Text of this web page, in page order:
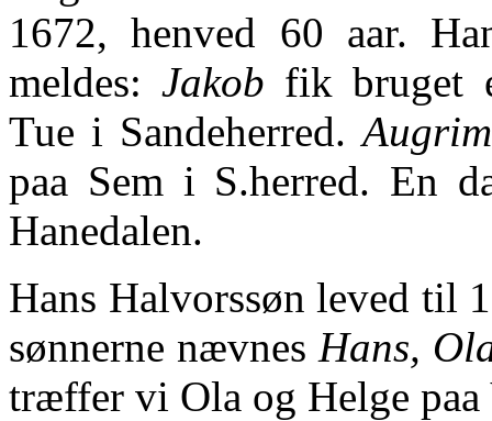
1672, henved 60 aar.
meldes:Jakob fik bruget
Tue i Sandeherred.Augrim
paa Sem i S.herred. En
Hanedalen.
Hans Halvorssøn leved til
sønnerne nævnes Hans,
træffer vi Ola og Helge paa